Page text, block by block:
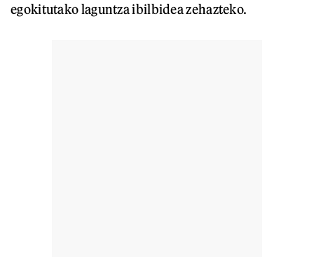
egokitutako laguntza ibilbidea zehazteko.